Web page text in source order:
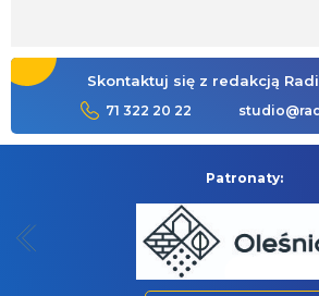
Skontaktuj się z redakcją
71 322 20 22
Patronaty: